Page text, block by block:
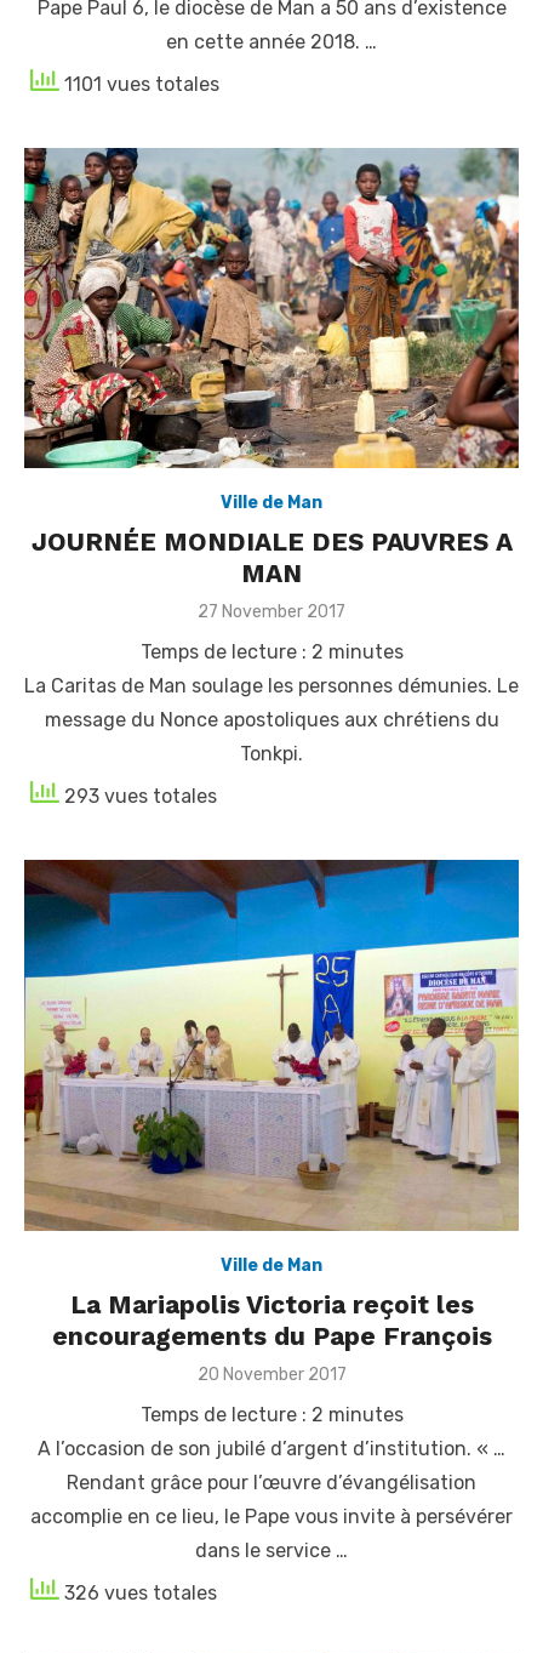
Pape Paul 6, le diocèse de Man a 50 ans d’existence
en cette année 2018. …
1101 vues totales
Ville de Man
JOURNÉE MONDIALE DES PAUVRES A
MAN
Posted
27 November 2017
Temps de lecture : 2 minutes
La Caritas de Man soulage les personnes démunies. Le
message du Nonce apostoliques aux chrétiens du
Tonkpi.
293 vues totales
Ville de Man
La Mariapolis Victoria reçoit les
encouragements du Pape François
Posted
20 November 2017
Temps de lecture : 2 minutes
A l’occasion de son jubilé d’argent d’institution. « …
Rendant grâce pour l’œuvre d’évangélisation
accomplie en ce lieu, le Pape vous invite à persévérer
dans le service …
326 vues totales